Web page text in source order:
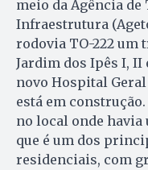
meio da Agência
Infraestrutura
rodovia TO-222 um
Jardim dos Ipês I, II
novo Hospital
está em
no local onde
que é um dos
residenciais, com